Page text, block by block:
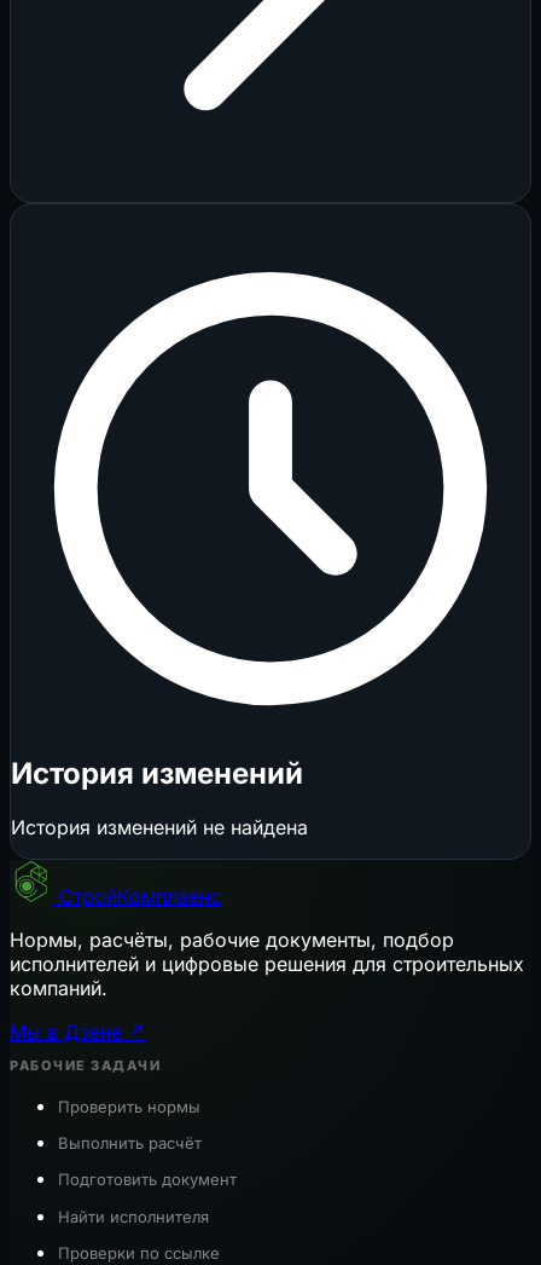
История изменений
История изменений не найдена
СтройКомплаенс
Нормы, расчёты, рабочие документы, подбор
исполнителей и цифровые решения для строительных
компаний.
Мы в Дзене ↗
РАБОЧИЕ ЗАДАЧИ
Проверить нормы
Выполнить расчёт
Подготовить документ
Найти исполнителя
Проверки по ссылке